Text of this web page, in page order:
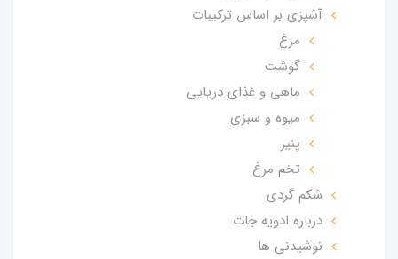
آشپزی بر اساس ترکیبات
مرغ
گوشت
ماهی و غذای دریایی
میوه و سبزی
پنیر
تخم مرغ
شکم گردی
درباره ادویه جات
نوشیدنی ها